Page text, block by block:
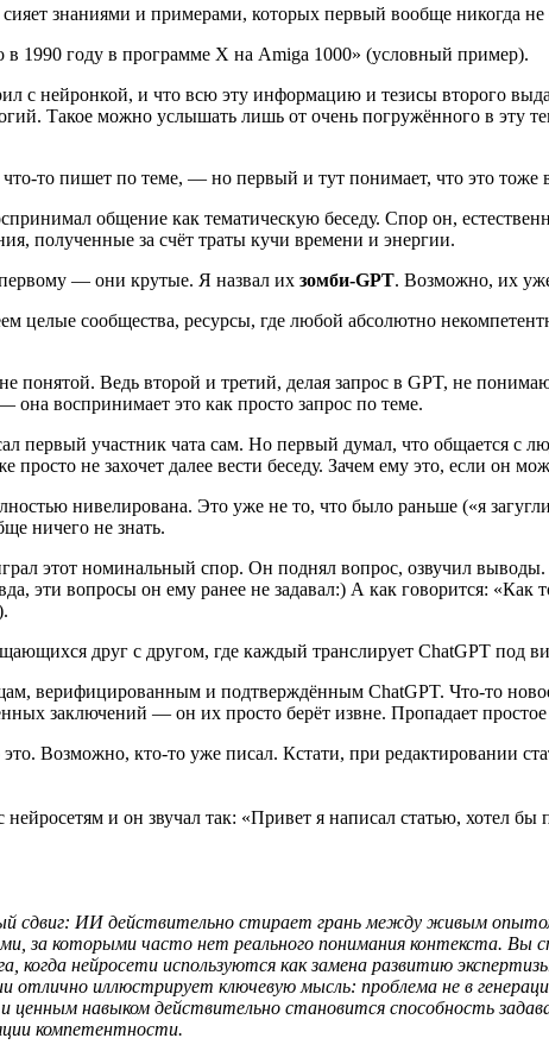
знаниями и примерами, которых первый вообще никогда
1990 году в программе X на Amiga 1000» (условный пример).
с нейронкой, и что всю эту информацию и тезисы второго
Такое можно услышать лишь от очень погружённого в эту
пишет по теме, — но первый и тут понимает, что это тоже
общение как тематическую беседу. Спор он,
полученные за счёт траты кучи времени и энергии.
— они крутые. Я назвал их зомби‑GPT. Возможно, их
сообщества, ресурсы, где любой абсолютно
понятой. Ведь второй и третий, делая запрос в GPT, не
воспринимает это как просто запрос по теме.
первый участник чата сам. Но первый думал, что общается с
не захочет далее вести беседу. Зачем ему это, если он
нивелирована. Это уже не то, что было раньше («я
ничего не знать.
этот номинальный спор. Он поднял вопрос, озвучил
эти вопросы он ему ранее не задавал:) А как говорится: «Как
друг с другом, где каждый транслирует ChatGPT под
верифицированным и подтверждённым ChatGPT. Что‑то
заключений — он их просто берёт извне. Пропадает
Возможно, кто‑то уже писал. Кстати, при редактировании
и он звучал так: «Привет я написал статью, хотел
ИИ действительно стирает грань между живым опытом
за которыми часто нет реального понимания контекста. Вы
когда нейросети используются как замена развитию
отлично иллюстрирует ключевую мысль: проблема не в
ценным навыком действительно становится способность
компетентности.